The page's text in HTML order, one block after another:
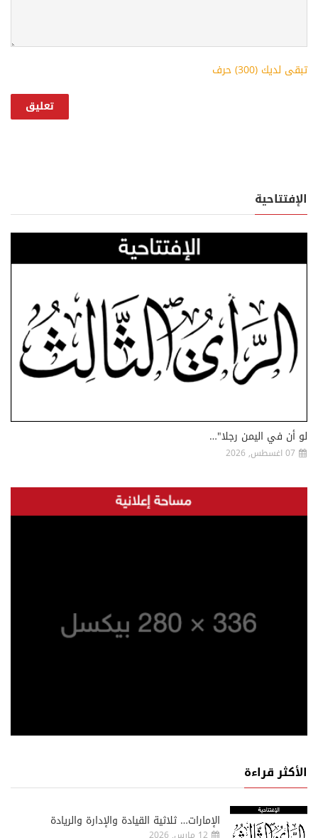
تبقى لديك (300) حرف
الإفتتاحية
لو أن في اليمن رجلا"…
07 اغسطس, 2026
الأكثر قراءة
الإمارات… ثلاثية القيادة والإدارة والريادة
12 مارس, 2026